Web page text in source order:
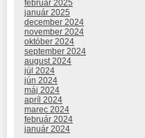
február 2025
január 2025
december 2024
november 2024
október 2024
september 2024
august 2024
júl 2024
jún 2024
máj 2024
apríl 2024
marec 2024
február 2024
január 2024